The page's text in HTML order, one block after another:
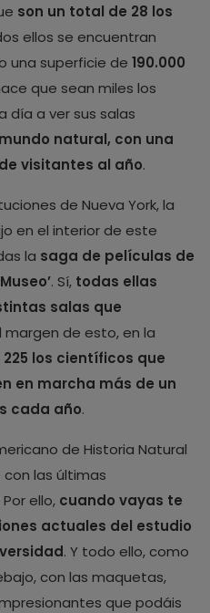
son un total de 28 los
ellos se encuentran
una superficie de 190.000
que sean miles los
día a ver sus salas
natural, con una
visitantes al año.
de Nueva York, la
en el interior de este
la saga de películas de
. Sí, todas ellas
salas que
margen de esto, en la
225 los científicos que
en marcha más de un
cada año.
de Historia Natural
las últimas
ello, cuando vayas te
actuales del estudio
. Y todo ello, como
con las maquetas,
que podáis